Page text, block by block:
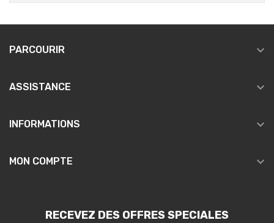
PARCOURIR 
ASSISTANCE 
INFORMATIONS 
MON COMPTE 
RECEVEZ DES OFFRES SPECIALES